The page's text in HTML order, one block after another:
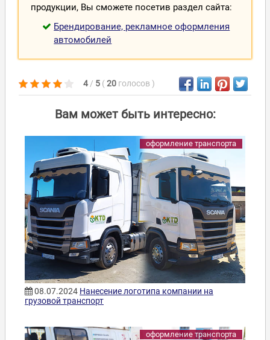
продукции, Вы сможете посетив раздел сайта:
Брендирование, рекламное оформления
автомобилей
4 / 5 (20 голосов )
Вам может быть интересно:
оформление транспорта
08.07.2024 Нанесение логотипа компании на
грузовой транспорт
оформление транспорта